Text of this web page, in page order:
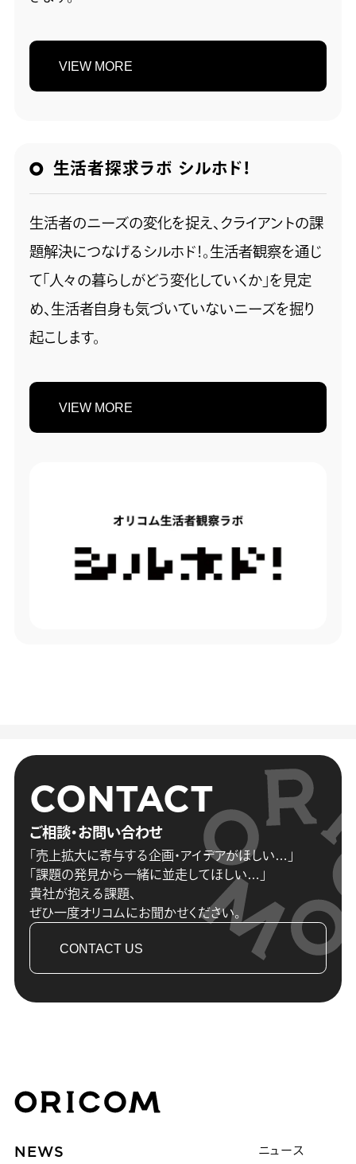
VIEW MORE
生活者探求ラボ シルホド！
生活者のニーズの変化を捉え、クライアントの課
題解決につなげるシルホド！。生活者観察を通じ
て「人々の暮らしがどう変化していくか」を見定
め、生活者自身も気づいていないニーズを掘り
起こします。
VIEW MORE
ご相談・お問い合わせ
CONTACT
「売上拡大に寄与する企画・アイデアがほしい…」
「課題の発見から一緒に並走してほしい…」
貴社が抱える課題、
ぜひ一度オリコムにお聞かせください。
CONTACT US
株式会社オリコム ORICOM CO.,LTD.
NEWS ニュース